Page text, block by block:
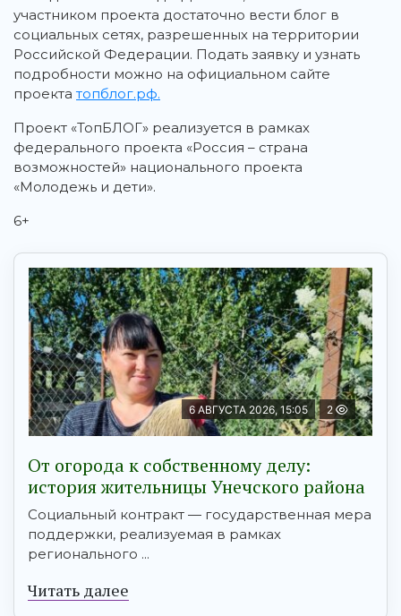
участником проекта достаточно вести блог в
социальных сетях, разрешенных на территории
Российской Федерации. Подать заявку и узнать
подробности можно на официальном сайте
проектатопблог.рф.
Проект «ТопБЛОГ» реализуется в рамках
федерального проекта «Россия – страна
возможностей» национального проекта
«Молодежь и дети».
6+
6 АВГУСТА 2026, 15:05 2
От огорода к собственному делу:
история жительницы Унечского района
Социальный контракт — государственная мера
поддержки, реализуемая в рамках
регионального ...
Читать далее